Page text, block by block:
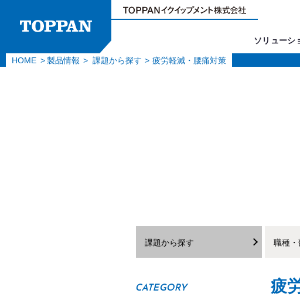
ソリューシ
HOME 製品情報 課題から探す 疲労軽減・腰痛対策
課題から探す 職種・
CATEGORY 疲